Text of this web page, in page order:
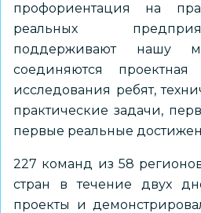
профориентация на
реальных
поддерживают нашу
соединяются
исследования ребят,
практические задачи,
первые реальные
227 команд из 58
стран в течение двух
проекты и